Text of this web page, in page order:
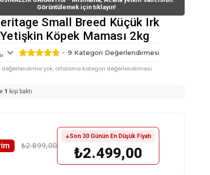
Görüntülemek için tıklayın!
Small Breed Küçük Irk
Yetişkin Köpek Maması 2kg
9 Kategori Değerlendirmesi
değerlendirme yok, ortalama kategori değerlendirmesi
1 kişi baktı
₺2.899,00
Son 30 Günün En Düşük Fiyatı
₺2.499,00